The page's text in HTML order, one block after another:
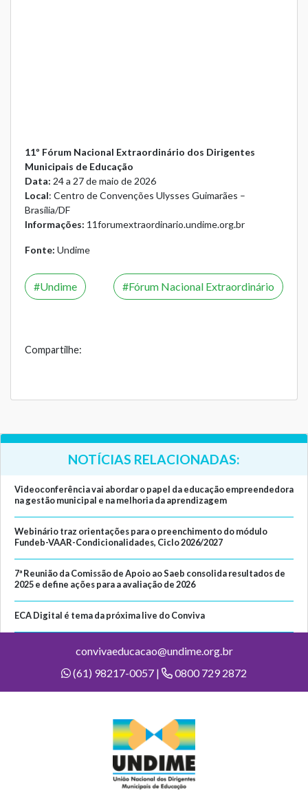
11º Fórum Nacional Extraordinário dos Dirigentes
Municipais de Educação
Data: 24 a 27 de maio de 2026
Local: Centro de Convenções Ulysses Guimarães –
Brasília/DF
Informações: 11forumextraordinario.undime.org.br
Fonte: Undime
Undime Fórum Nacional Extraordinário
Compartilhe:
NOTÍCIAS RELACIONADAS:
Videoconferência vai abordar o papel da educação empreendedora
na gestão municipal e na melhoria da aprendizagem
Webinário traz orientações para o preenchimento do módulo
Fundeb-VAAR-Condicionalidades, Ciclo 2026/2027
7ª Reunião da Comissão de Apoio ao Saeb consolida resultados de
2025 e define ações para a avaliação de 2026
ECA Digital é tema da próxima live do Conviva
convivaeducacao@undime.org.br
(61) 98217-0057 |
0800 729 2872